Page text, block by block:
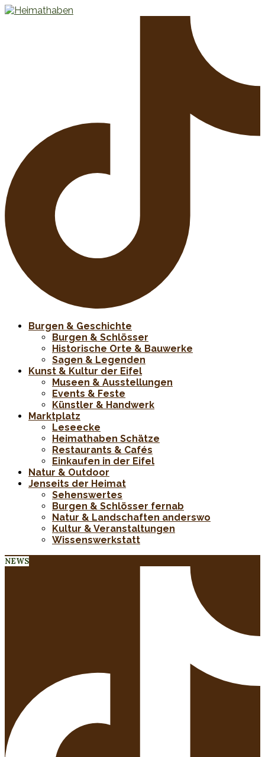
Burgen & Geschichte
Burgen & Schlösser
Historische Orte & Bauwerke
Sagen & Legenden
Kunst & Kultur der Eifel
Museen & Ausstellungen
Events & Feste
Künstler & Handwerk
Marktplatz
Leseecke
Heimathaben Schätze
Restaurants & Cafés
Einkaufen in der Eifel
Natur & Outdoor
Jenseits der Heimat
Sehenswertes
Burgen & Schlösser fernab
Natur & Landschaften anderswo
Kultur & Veranstaltungen
Wissenswerkstatt
NEWS